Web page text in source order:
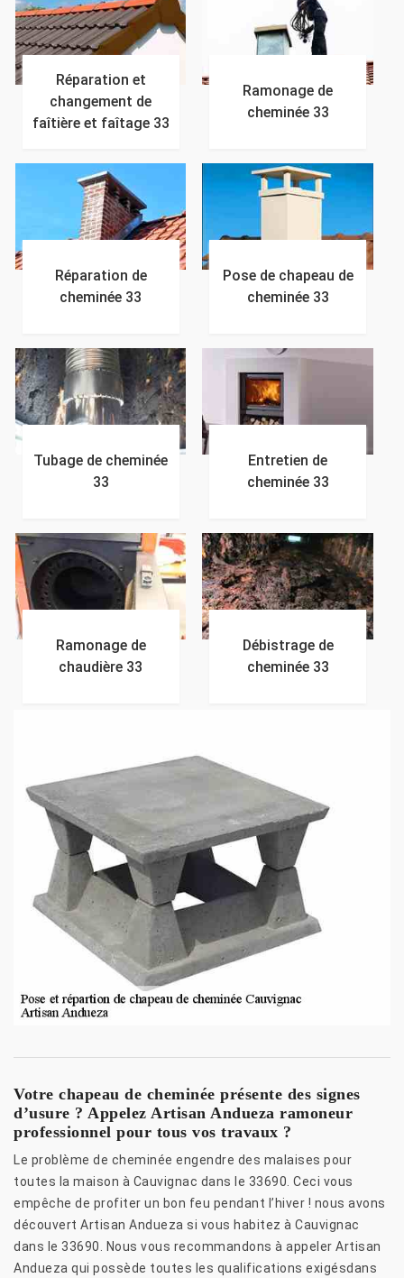
Réparation et
changement de
faîtière et faîtage 33
Ramonage de
cheminée 33
Réparation de
cheminée 33
Pose de chapeau de
cheminée 33
Tubage de cheminée
33
Entretien de
cheminée 33
Ramonage de
chaudière 33
Débistrage de
cheminée 33
Votre chapeau de cheminée présente des signes
d’usure ? Appelez Artisan Andueza ramoneur
professionnel pour tous vos travaux ?
Le problème de cheminée engendre des malaises pour
toutes la maison à Cauvignac dans le 33690. Ceci vous
empêche de profiter un bon feu pendant l’hiver ! nous avons
découvert Artisan Andueza si vous habitez à Cauvignac
dans le 33690. Nous vous recommandons à appeler Artisan
Andueza qui possède toutes les qualifications exigésdans